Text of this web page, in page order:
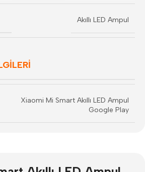
Akıllı LED Ampul
Xiaomi Mi Smart Akıllı LED Ampul
Google Play